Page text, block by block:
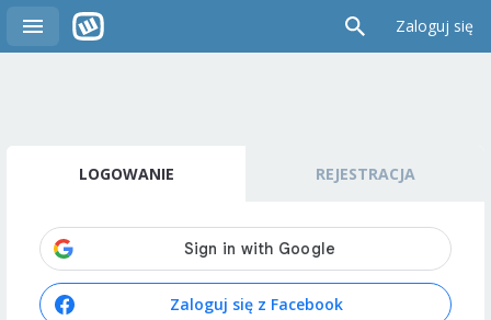
Zaloguj się
LOGOWANIE REJESTRACJA
Zaloguj się z Facebook